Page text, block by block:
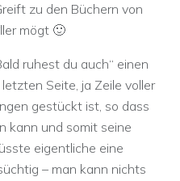
zu den Büchern von
mögt 🙂
ruhest du auch“ einen
Seite, ja Zeile voller
gestückt ist, so dass
kann und somit seine
eigentliche eine
– man kann nichts